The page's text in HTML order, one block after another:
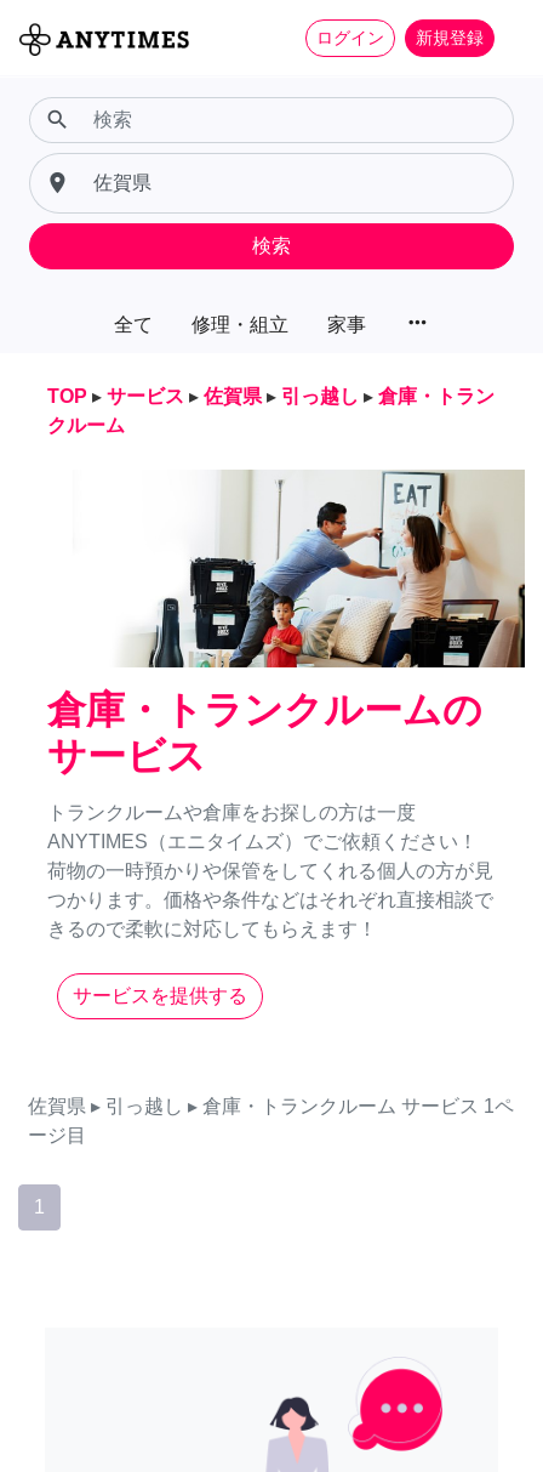
ログイン 新規登録
全て 修理・組立 家事 more_horiz
search
place
検索
TOP ▸ サービス ▸ 佐賀県 ▸ 引っ越し ▸ 倉庫・トラン
クルーム
倉庫・トランクルームの
サービス
トランクルームや倉庫をお探しの方は一度
ANYTIMES（エニタイムズ）でご依頼ください！
荷物の一時預かりや保管をしてくれる個人の方が見
つかります。価格や条件などはそれぞれ直接相談で
きるので柔軟に対応してもらえます！
サービスを提供する
佐賀県 ▸ 引っ越し ▸ 倉庫・トランクルーム サービス 1ペ
ージ目
1